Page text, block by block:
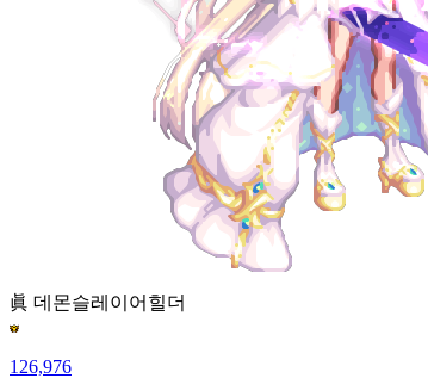
眞 데몬슬레이어 힐더
126,976